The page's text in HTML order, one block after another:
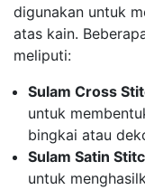
digunakan untuk
atas kain.
meliputi:
Sulam Cross
untuk
bingkai atau
Sulam Satin
untuk